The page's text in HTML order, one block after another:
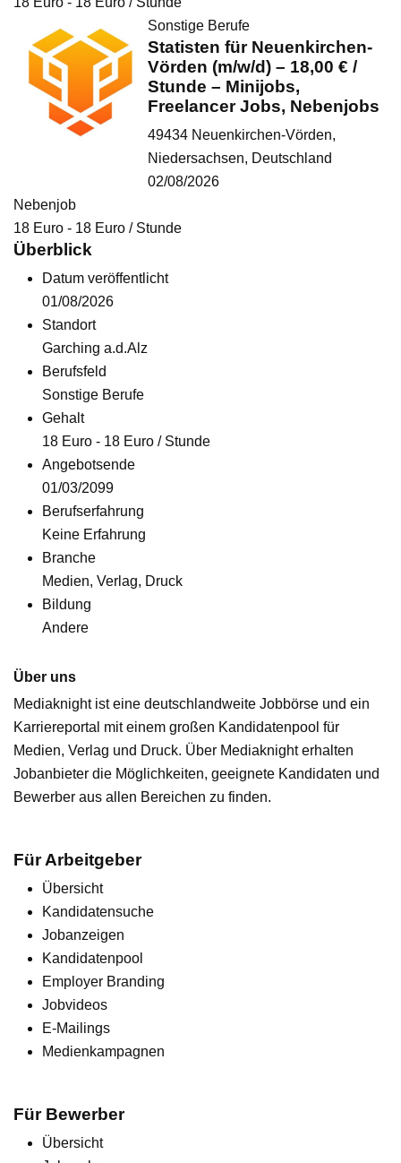
Sonstige Berufe
Statisten für Neuenkirchen-
Vörden (m/w/d) – 18,00 € /
Stunde – Minijobs,
Freelancer Jobs, Nebenjobs
49434 Neuenkirchen-Vörden,
Niedersachsen, Deutschland
02/08/2026
Nebenjob
18 Euro - 18 Euro / Stunde
Überblick
Datum veröffentlicht
01/08/2026
Standort
Garching a.d.Alz
Berufsfeld
Sonstige Berufe
Gehalt
18 Euro - 18 Euro / Stunde
Angebotsende
01/03/2099
Berufserfahrung
Keine Erfahrung
Branche
Medien, Verlag, Druck
Bildung
Andere
Über uns
Mediaknight ist eine deutschlandweite Jobbörse und ein
Karriereportal mit einem großen Kandidatenpool für
Medien, Verlag und Druck. Über Mediaknight erhalten
Jobanbieter die Möglichkeiten, geeignete Kandidaten und
Bewerber aus allen Bereichen zu finden.
Für Arbeitgeber
Übersicht
Kandidatensuche
Jobanzeigen
Kandidatenpool
Employer Branding
Jobvideos
E-Mailings
Medienkampagnen
Für Bewerber
Übersicht